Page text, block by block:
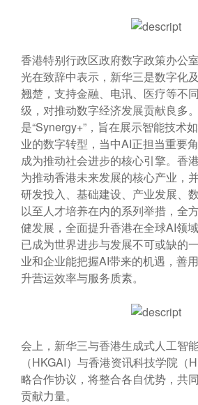
香港特别行政区政府数字政策办公
光在致辞中表示，新华三是数字化
翘楚，支持金融、电讯、医疗等不
级，对推动数字经济发展贡献良多
是“Synergy+”，旨在展示智能技术
业的数字转型，当中AI正担当重要
成为推动社会进步的核心引擎。香
为推动香港未来发展的核心产业，
研发投入、基础建设、产业发展、
以至人才培养在内的系列举措，全
健发展，全面提升香港在全球AI领
已成为世界进步与发展不可或缺的
业和企业能把握AI带来的机遇，善
升营运效率与服务质素。
会上，新华三与香港生成式人工智
（HKGAI）与香港资讯科技学院（
略合作协议，将整合各自优势，共
贡献力量。